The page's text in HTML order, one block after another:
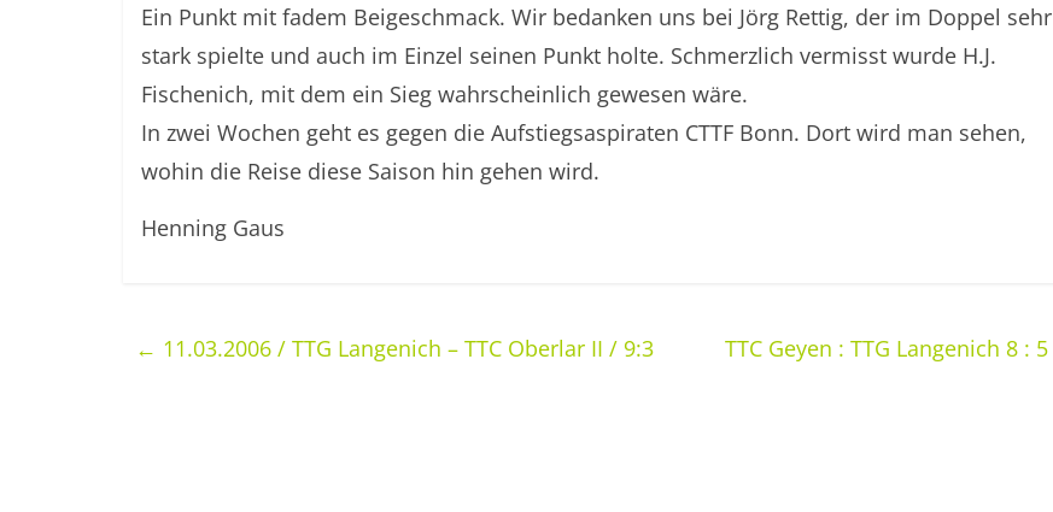
Ein Punkt mit fadem Beigeschmack. Wir bedanken uns bei Jörg Rettig, der im Doppel sehr
stark spielte und auch im Einzel seinen Punkt holte. Schmerzlich vermisst wurde H.J.
Fischenich, mit dem ein Sieg wahrscheinlich gewesen wäre.
In zwei Wochen geht es gegen die Aufstiegsaspiraten CTTF Bonn. Dort wird man sehen,
wohin die Reise diese Saison hin gehen wird.
Henning Gaus
← 11.03.2006 / TTG Langenich – TTC Oberlar II / 9:3 TTC Geyen : TTG Langenich 8 : 5